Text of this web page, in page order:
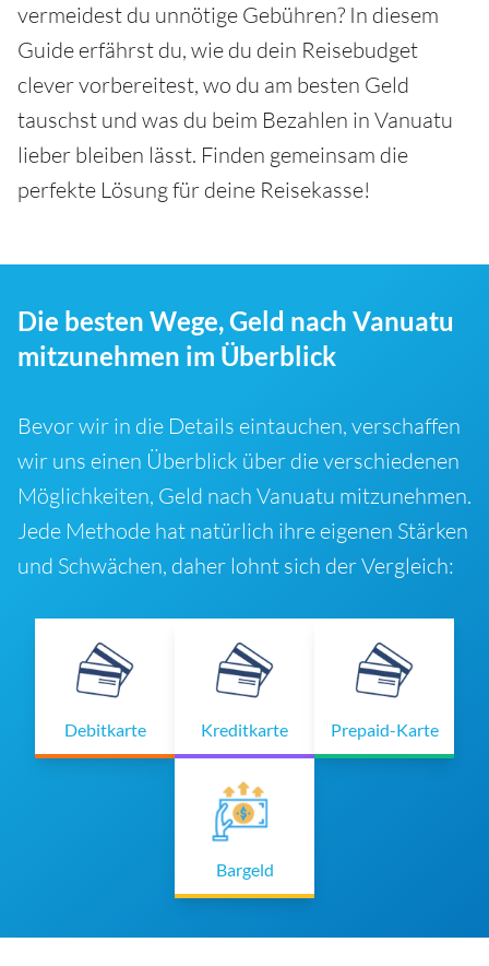
vermeidest du unnötige Gebühren? In diesem
Guide erfährst du, wie du dein Reisebudget
clever vorbereitest, wo du am besten Geld
tauschst und was du beim Bezahlen in Vanuatu
lieber bleiben lässt. Finden gemeinsam die
perfekte Lösung für deine Reisekasse!
Die besten Wege, Geld nach Vanuatu
mitzunehmen im Überblick
Bevor wir in die Details eintauchen, verschaffen
wir uns einen Überblick über die verschiedenen
Möglichkeiten, Geld nach Vanuatu mitzunehmen.
Jede Methode hat natürlich ihre eigenen Stärken
und Schwächen, daher lohnt sich der Vergleich:
Debitkarte Kreditkarte Prepaid-Karte
Bargeld